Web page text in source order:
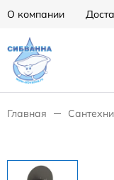
О компании
Главная